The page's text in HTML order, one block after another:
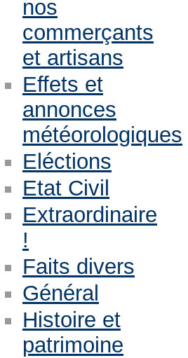
nos
commerçants
et artisans
Effets et
annonces
météorologiques
Eléctions
Etat Civil
Extraordinaire
!
Faits divers
Général
Histoire et
patrimoine